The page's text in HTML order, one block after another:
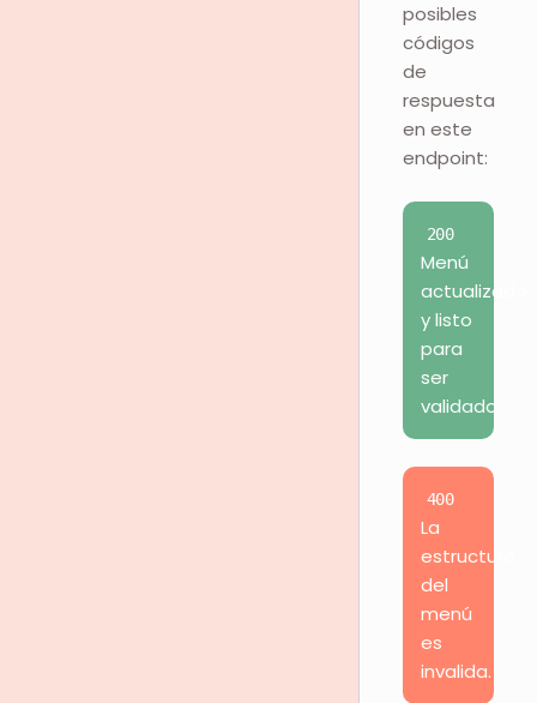
posibles
códigos
de
respuesta
en este
endpoint:
200
Menú
actualizado
y listo
para
ser
validado
400
La
estructura
del
menú
es
invalida.